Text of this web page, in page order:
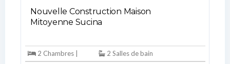
Nouvelle Construction Maison
Mitoyenne Sucina
2 Chambres |
2 Salles de bain